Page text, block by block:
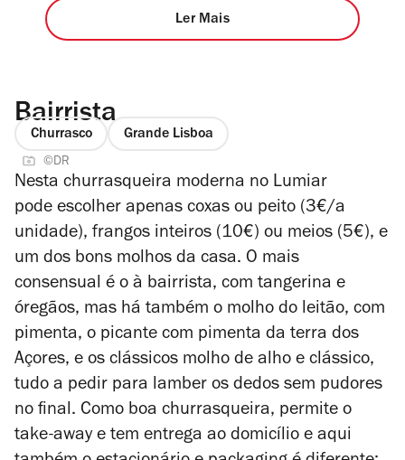
Ler Mais
Bairrista
Churrasco Grande Lisboa
©DR
Nesta churrasqueira moderna no Lumiar
pode escolher apenas coxas ou peito (3€/a
unidade), frangos inteiros (10€) ou meios (5€), e
um dos bons molhos da casa. O mais
consensual é o à bairrista, com tangerina e
óregãos, mas há também o molho do leitão, com
pimenta, o picante com pimenta da terra dos
Açores, e os clássicos molho de alho e clássico,
tudo a pedir para lamber os dedos sem pudores
no final. Como boa churrasqueira, permite o
take-away e tem entrega ao domicílio e aqui